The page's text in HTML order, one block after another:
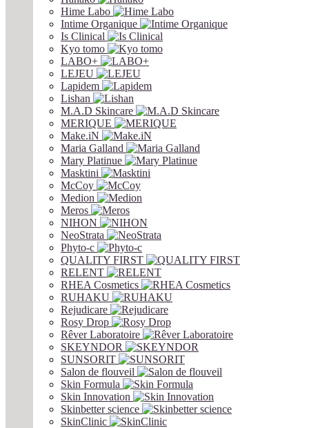
Hime Labo
Intime Organique
Is Clinical
Kyo tomo
LABO+
LEJEU
Lapidem
Lishan
M.A.D Skincare
MERIQUE
Make.iN
Maria Galland
Mary Platinue
Masktini
McCoy
Medion
Meros
NIHON
NeoStrata
Phyto-c
QUALITY FIRST
RELENT
RHEA Cosmetics
RUHAKU
Rejudicare
Rosy Drop
Rêver Laboratoire
SKEYNDOR
SUNSORIT
Salon de flouveil
Skin Formula
Skin Innovation
Skinbetter science
SkinСlinic